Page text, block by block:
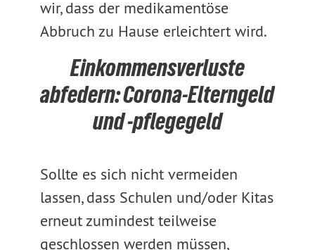
wir, dass der medikamentöse
Abbruch zu Hause erleichtert wird.
Einkommensverluste
abfedern: Corona-Elterngeld
und -pflegegeld
Sollte es sich nicht vermeiden
lassen, dass Schulen und/oder Kitas
erneut zumindest teilweise
geschlossen werden müssen,